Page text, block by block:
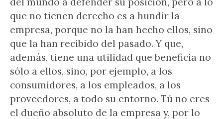
que no tienen derecho es a hundir la
empresa, porque no la han hecho ellos, sino
que la han recibido del pasado. Y que,
además, tiene una utilidad que beneficia no
sólo a ellos, sino, por ejemplo, a los
consumidores, a los empleados, a los
proveedores, a todo su entorno. Tú no eres
el dueño absoluto de la empresa y, por lo